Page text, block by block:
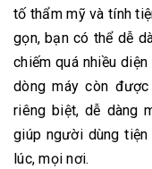
tố thẩm mỹ và tính
gọn, bạn có thể dễ
chiếm quá nhiều
dòng máy còn
riêng biệt, dễ dàng
giúp người dùng
lúc, mọi nơi.